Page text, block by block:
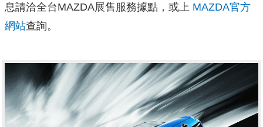
息請洽全台MAZDA展售服務據點，或上 MAZDA官方
網站查詢。